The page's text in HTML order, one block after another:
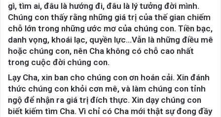
gì, tìm ai, đâu là hướng đi, đâu là lý tưởng đời mình.
Chúng con thấy rằng những giá trị của thế gian chiếm
chỗ lớn trong những ước mơ của chúng con. Tiền bạc,
danh vọng, khoái lạc, quyền lực…Vẫn là những điều mê
hoặc chúng con, nên Cha không có chỗ cao nhất
trong cuộc đời chúng con.
Lạy Cha, xin ban cho chúng con ơn hoán cải. Xin đánh
thức chúng con khỏi cơn mê, và làm chúng con tỉnh
ngộ để nhận ra giá trị đích thực. Xin dạy chúng con
biết kiếm tìm Cha. Vì chỉ có Cha mới thật sự đong đầy